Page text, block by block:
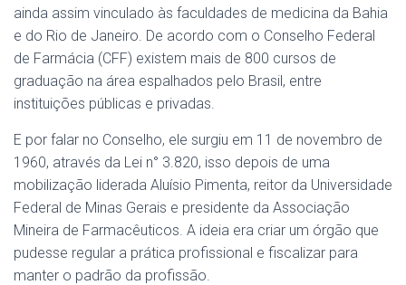
ainda assim vinculado às faculdades de medicina da Bahia
e do Rio de Janeiro. De acordo com o Conselho Federal
de Farmácia (CFF) existem mais de 800 cursos de
graduação na área espalhados pelo Brasil, entre
instituições públicas e privadas.
E por falar no Conselho, ele surgiu em 11 de novembro de
1960, através da Lei n° 3.820, isso depois de uma
mobilização liderada Aluísio Pimenta, reitor da Universidade
Federal de Minas Gerais e presidente da Associação
Mineira de Farmacêuticos. A ideia era criar um órgão que
pudesse regular a prática profissional e fiscalizar para
manter o padrão da profissão.